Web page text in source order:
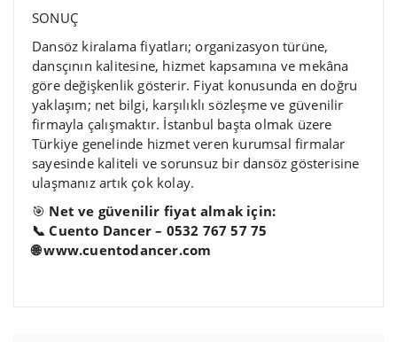
SONUÇ
Dansöz kiralama fiyatları; organizasyon türüne,
dansçının kalitesine, hizmet kapsamına ve mekâna
göre değişkenlik gösterir. Fiyat konusunda en doğru
yaklaşım; net bilgi, karşılıklı sözleşme ve güvenilir
firmayla çalışmaktır. İstanbul başta olmak üzere
Türkiye genelinde hizmet veren kurumsal firmalar
sayesinde kaliteli ve sorunsuz bir dansöz gösterisine
ulaşmanız artık çok kolay.
🎯 Net ve güvenilir fiyat almak için:
📞 Cuento Dancer – 0532 767 57 75
🌐 www.cuentodancer.com